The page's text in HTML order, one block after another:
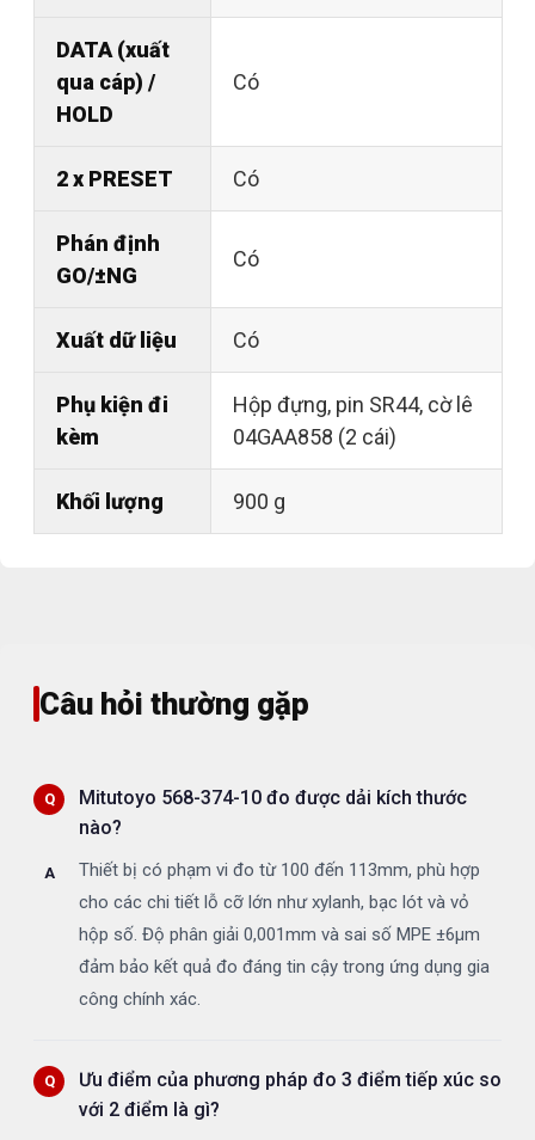
DATA (xuất
qua cáp) /
HOLD
Có
2 x PRESET Có
Phán định
GO/±NG
Có
Xuất dữ liệu Có
Phụ kiện đi
kèm
Hộp đựng, pin SR44, cờ lê
04GAA858 (2 cái)
Khối lượng 900 g
Câu hỏi thường gặp
Mitutoyo 568-374-10 đo được dải kích thước
nào?
Thiết bị có phạm vi đo từ 100 đến 113mm, phù hợp
cho các chi tiết lỗ cỡ lớn như xylanh, bạc lót và vỏ
hộp số. Độ phân giải 0,001mm và sai số MPE ±6µm
đảm bảo kết quả đo đáng tin cậy trong ứng dụng gia
công chính xác.
Ưu điểm của phương pháp đo 3 điểm tiếp xúc so
với 2 điểm là gì?